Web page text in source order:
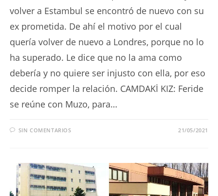
volver a Estambul se encontró de nuevo con su
ex prometida. De ahí el motivo por el cual
quería volver de nuevo a Londres, porque no lo
ha superado. Le dice que no la ama como
debería y no quiere ser injusto con ella, por eso
decide romper la relación. CAMDAKİ KIZ: Feride
se reúne con Muzo, para…
SIN COMENTARIOS 21/05/2021